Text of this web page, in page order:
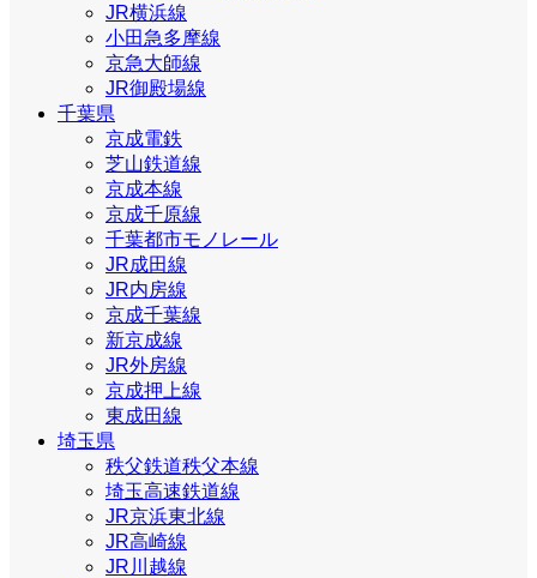
JR横浜線
小田急多摩線
京急大師線
JR御殿場線
千葉県
京成電鉄
芝山鉄道線
京成本線
京成千原線
千葉都市モノレール
JR成田線
JR内房線
京成千葉線
新京成線
JR外房線
京成押上線
東成田線
埼玉県
秩父鉄道秩父本線
埼玉高速鉄道線
JR京浜東北線
JR高崎線
JR川越線